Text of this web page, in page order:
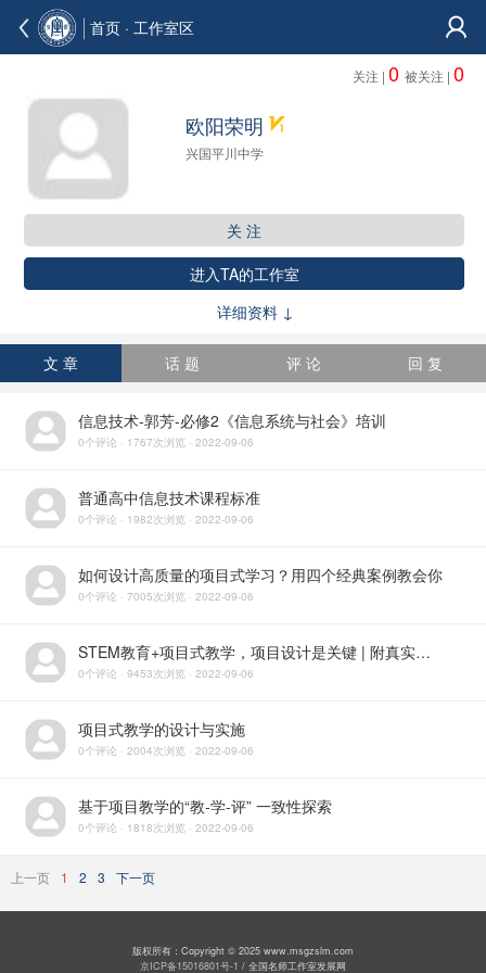
首页 · 工作室区
关注 | 0 被关注 | 0
欧阳荣明
兴国平川中学
关 注
进入TA的工作室
详细资料 ↓
文 章 话 题 评 论 回 复
信息技术-郭芳-必修2《信息系统与社会》培训
0个评论 · 1767次浏览 · 2022-09-06
普通高中信息技术课程标准
0个评论 · 1982次浏览 · 2022-09-06
如何设计高质量的项目式学习？用四个经典案例教会你
0个评论 · 7005次浏览 · 2022-09-06
STEM教育+项目式教学，项目设计是关键 | 附真实课例
0个评论 · 9453次浏览 · 2022-09-06
项目式教学的设计与实施
0个评论 · 2004次浏览 · 2022-09-06
基于项目教学的“教-学-评” 一致性探索
0个评论 · 1818次浏览 · 2022-09-06
上一页 1 2 3 下一页
版权所有：Copyright © 2025 www.msgzslm.com
京ICP备15016801号-1 / 全国名师工作室发展网